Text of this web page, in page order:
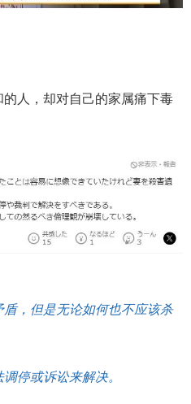
人，却对自己的家属痛下毒
，但是无论如何也不应该杀
停或诉讼来解决。